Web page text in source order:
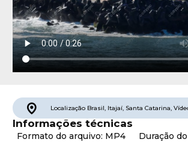
Localização Brasil, Itajaí, Santa Catarina,
Informações técnicas
Formato do arquivo: MP4
Duração